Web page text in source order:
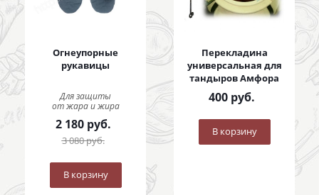
Огнеупорные
рукавицы
Для защиты
от жара и жира
2 180руб.
3 080руб.
В корзину
Перекладина
универсальная для
тандыров Амфора
400 руб.
В корзину